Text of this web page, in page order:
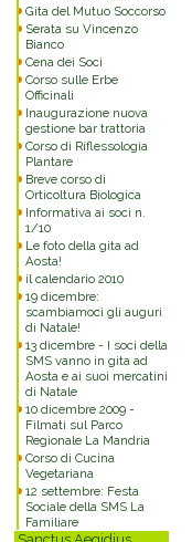
Gita del Mutuo Soccorso
Serata su Vincenzo
Bianco
Cena dei Soci
Corso sulle Erbe
Officinali
Inaugurazione nuova
gestione bar trattoria
Corso di Riflessologia
Plantare
Breve corso di
Orticoltura Biologica
Informativa ai soci n.
1/10
Le foto della gita ad
Aosta!
il calendario 2010
19 dicembre:
scambiamoci gli auguri
di Natale!
13 dicembre - I soci della
SMS vanno in gita ad
Aosta e ai suoi mercatini
di Natale
10 dicembre 2009 -
Filmati sul Parco
Regionale La Mandria
Corso di Cucina
Vegetariana
12 settembre: Festa
Sociale della SMS La
Familiare